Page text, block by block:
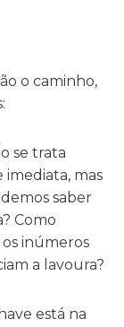
o caminho,
se trata
mas
saber
Como
inúmeros
a lavoura?
está na